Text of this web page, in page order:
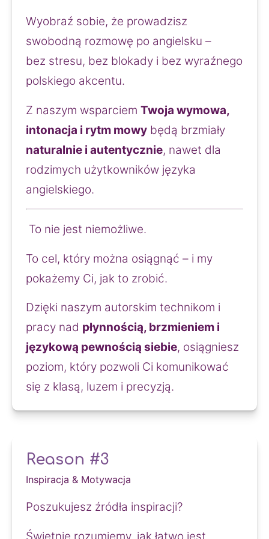
Wyobraź sobie, że prowadzisz
swobodną rozmowę po angielsku –
bez stresu, bez blokady i bez wyraźnego
polskiego akcentu.
Z naszym wsparciem Twoja wymowa,
intonacja i rytm mowy
będą brzmiały
naturalnie i autentycznie, nawet dla
rodzimych użytkowników języka
angielskiego.
To nie jest niemożliwe.
To cel, który można osiągnąć – i my
pokażemy Ci, jak to zrobić.
Dzięki naszym autorskim technikom i
pracy nad płynnością, brzmieniem i
językową pewnością siebie, osiągniesz
poziom, który pozwoli Ci komunikować
się z klasą, luzem i precyzją.
Reason #3
Inspiracja & Motywacja
Poszukujesz źródła inspiracji?
Świetnie rozumiemy, jak łatwo jest